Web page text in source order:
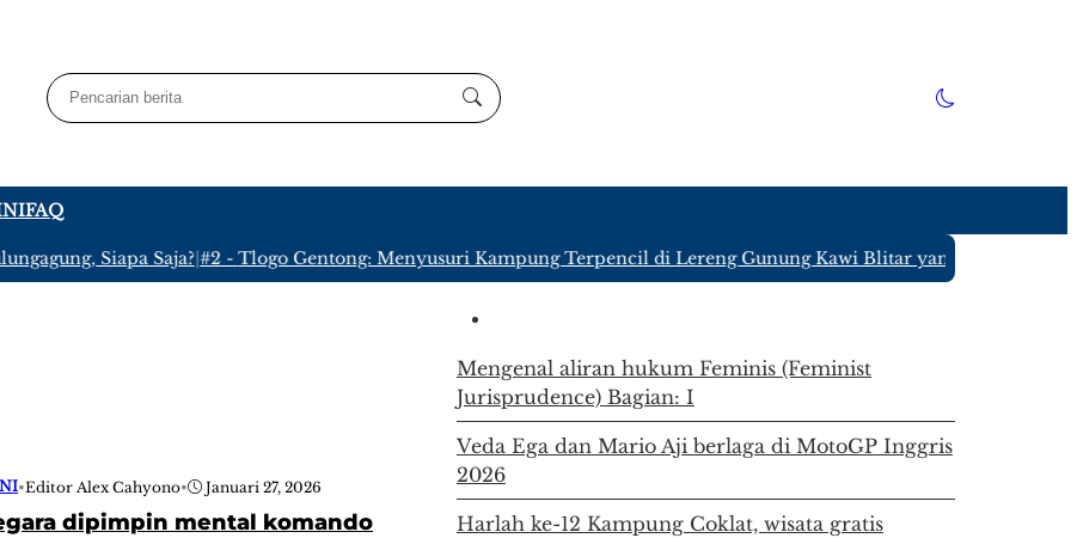
FAQ
Siapa Saja?|#2 -Tlogo Gentong: Menyusuri Kampung Terpencil di Lereng Gunung Kawi Blitar yang Hanya
•Editor Alex Cahyono• Januari 27, 2026
dipimpin mental komando
Mengenal aliran hukum Feminis (Feminist
Jurisprudence) Bagian: I
Veda Ega dan Mario Aji berlaga di MotoGP Inggris
2026
Harlah ke-12 Kampung Coklat, wisata gratis